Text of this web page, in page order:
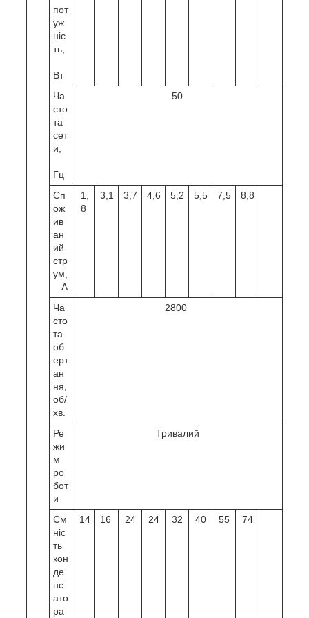
пот
уж
ніс
ть,
Вт
Ча
сто
та
сет
и,
Гц
50
Сп
ож
ив
ан
ий
стр
ум,
А
1,
8
3,1 3,7 4,6 5,2 5,5 7,5 8,8
Ча
сто
та
об
ерт
ан
ня,
об/
хв.
2800
Ре
жи
м
ро
бот
и
Тривалий
Єм
ніс
ть
кон
де
нс
ато
ра
14 16 24 24 32 40 55 74